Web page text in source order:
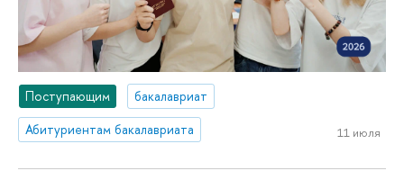
Поступающим
бакалавриат
Абитуриентам бакалавриата
11 июля